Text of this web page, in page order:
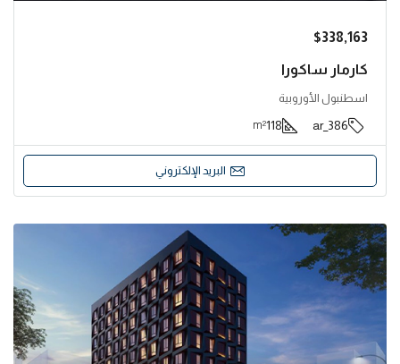
$338,163
كارمار ساكورا
اسطنبول الأوروبية
386_ar
118
m²
البريد الإلكتروني